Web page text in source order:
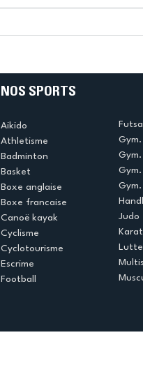
NOS SPORTS
Aikido
Athletisme
Badminton
Basket
Boxe anglaise
Boxe francaise
Canoë kayak
Cyclisme
Cyclotourisme
Escrime
Football
Judo
Lutte